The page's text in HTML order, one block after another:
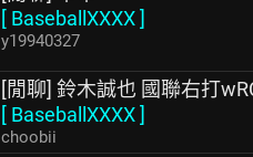
[ BaseballXXXX]
y19940327
[閒聊] 鈴木誠也 國聯右打
[ BaseballXXXX]
choobii